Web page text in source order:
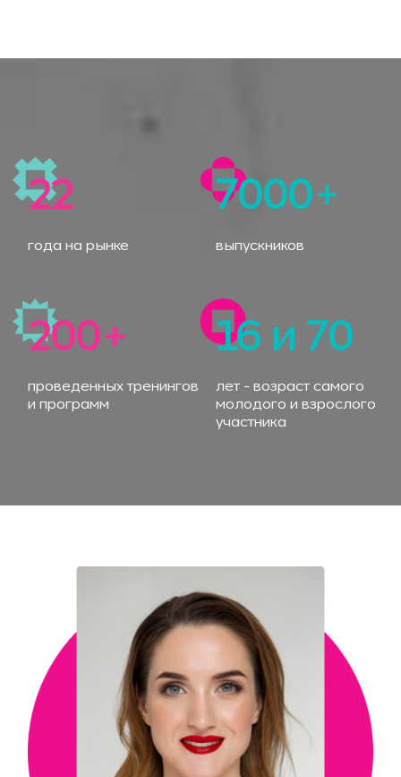
22
года на рынке
7000+
выпускников
200+
проведенных тренингов
и программ
16 и 70
лет - возраст самого
молодого и взрослого
участника